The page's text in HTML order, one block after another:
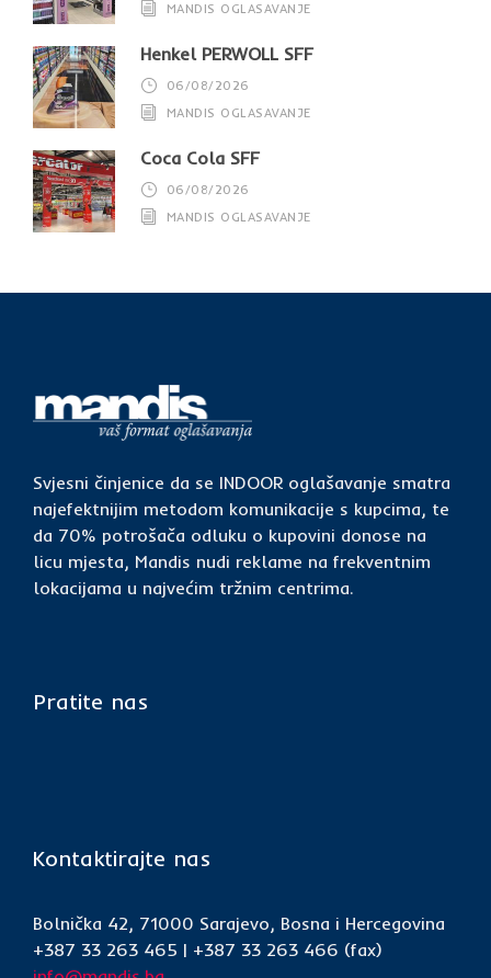
MANDIS OGLASAVANJE
Henkel PERWOLL SFF
06/08/2026
MANDIS OGLASAVANJE
Coca Cola SFF
06/08/2026
MANDIS OGLASAVANJE
Svjesni činjenice da se INDOOR oglašavanje smatra
najefektnijim metodom komunikacije s kupcima, te
da 70% potrošača odluku o kupovini donose na
licu mjesta, Mandis nudi reklame na frekventnim
lokacijama u najvećim tržnim centrima.
Pratite nas
Kontaktirajte nas
Bolnička 42, 71000 Sarajevo, Bosna i Hercegovina
+387 33 263 465 | +387 33 263 466 (fax)